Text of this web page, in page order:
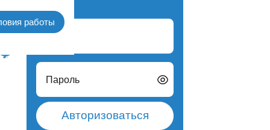
работы
Логин
Пароль
Авторизоваться